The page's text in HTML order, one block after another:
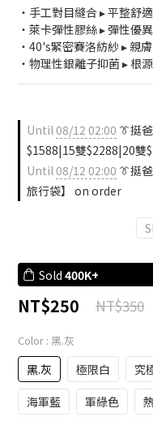
・手工對目縫合 ▸ 平整舒
・萊卡彈性膠絲 ▸ 彈性優
・40's緊密賽洛紡紗 ▸ 親
・物理性銀離子抑菌 ▸ 根
Until08/12 02:00 👔挺
$1588|15雙$2288|20
Until08/12 02:00 👔挺
旅行袋】 on order
Sold 400K+
NT$250 NT$350
Color : 黑.灰
黑.灰 極限白 究
海軍藍
軍綠色